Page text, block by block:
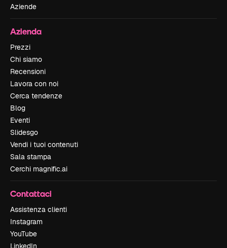
Aziende
Azienda
Prezzi
Chi siamo
Recensioni
Lavora con noi
Cerca tendenze
Blog
Eventi
Slidesgo
Vendi i tuoi contenuti
Sala stampa
Cerchi magnific.ai
Contattaci
Assistenza clienti
Instagram
YouTube
LinkedIn